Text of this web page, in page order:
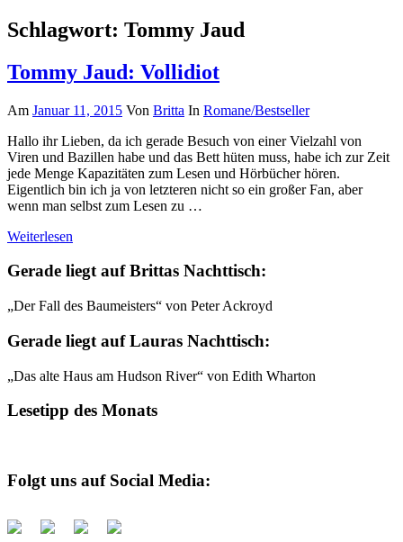
Schlagwort: Tommy Jaud
Tommy Jaud: Vollidiot
Am Januar 11, 2015 Von Britta In Romane/Bestseller
Hallo ihr Lieben, da ich gerade Besuch von einer Vielzahl von
Viren und Bazillen habe und das Bett hüten muss, habe ich zur Zeit
jede Menge Kapazitäten zum Lesen und Hörbücher hören.
Eigentlich bin ich ja von letzteren nicht so ein großer Fan, aber
wenn man selbst zum Lesen zu …
Weiterlesen
Gerade liegt auf Brittas Nachttisch:
„Der Fall des Baumeisters“ von Peter Ackroyd
Gerade liegt auf Lauras Nachttisch:
„Das alte Haus am Hudson River“ von Edith Wharton
Lesetipp des Monats
Folgt uns auf Social Media: